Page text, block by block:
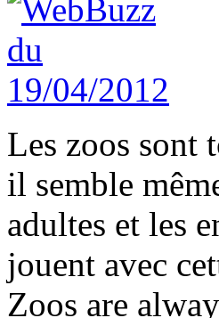
Les zoos sont
il semble
adultes et les
jouent avec
Zoos are